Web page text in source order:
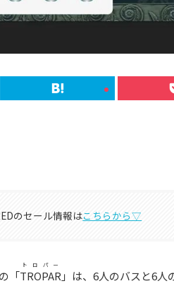
のセール情報はこちらから▽
「TROPAR
トロパー
」は、6人のバスと6